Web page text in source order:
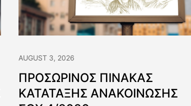
AUGUST 3, 2026
ΠΡΟΣΩΡΙΝΟΣ ΠΙΝΑΚΑΣ
ΚΑΤΑΤΑΞΗΣ ΑΝΑΚΟΙΝΩΣΗΣ